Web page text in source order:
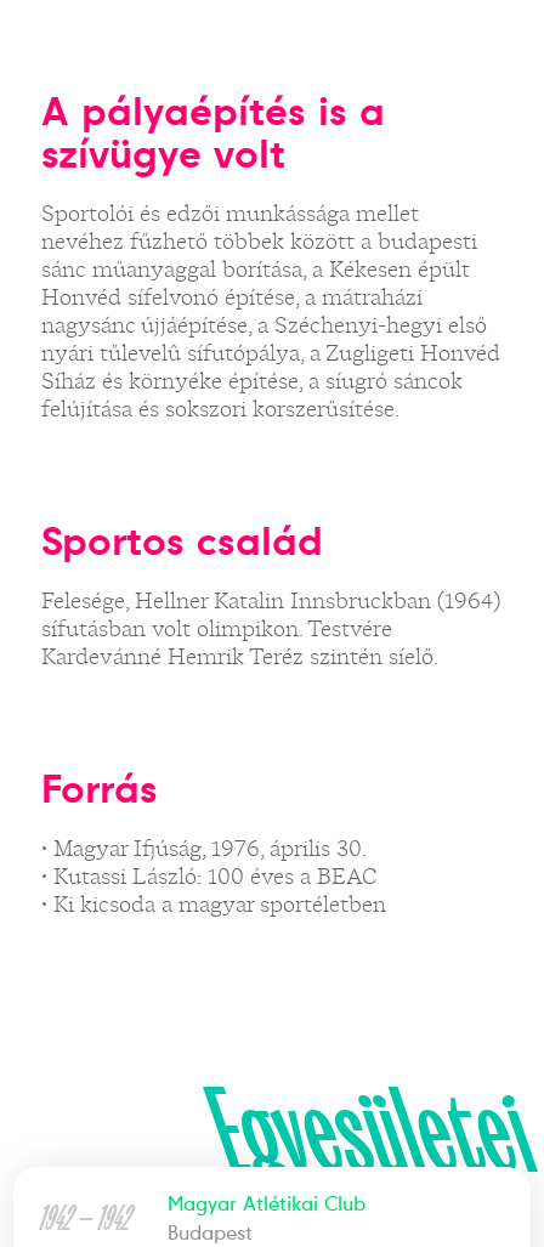
A pályaépítés is a
szívügye volt
Sportolói és edzői munkássága mellet
nevéhez fűzhető többek között a budapesti
sánc műanyaggal borítása, a Kékesen épült
Honvéd sífelvonó építése, a mátraházi
nagysánc újjáépítése, a Széchenyi-hegyi első
nyári tűlevelû sífutópálya, a Zugligeti Honvéd
Síház és környéke építése, a síugró sáncok
felújítása és sokszori korszerűsítése.
Sportos család
Felesége, Hellner Katalin Innsbruckban (1964)
sífutásban volt olimpikon. Testvére
Kardevánné Hemrik Teréz szintén síelő.
Forrás
• Magyar Ifjúság, 1976, április 30.
• Kutassi László: 100 éves a BEAC
• Ki kicsoda a magyar sportéletben
Egyesületei
1942 — 1942
Magyar Atlétikai Club
Budapest